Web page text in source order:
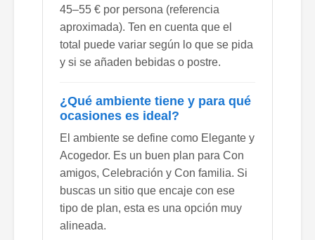
45–55 € por persona (referencia
aproximada). Ten en cuenta que el
total puede variar según lo que se pida
y si se añaden bebidas o postre.
¿Qué ambiente tiene y para qué
ocasiones es ideal?
El ambiente se define como Elegante y
Acogedor. Es un buen plan para Con
amigos, Celebración y Con familia. Si
buscas un sitio que encaje con ese
tipo de plan, esta es una opción muy
alineada.